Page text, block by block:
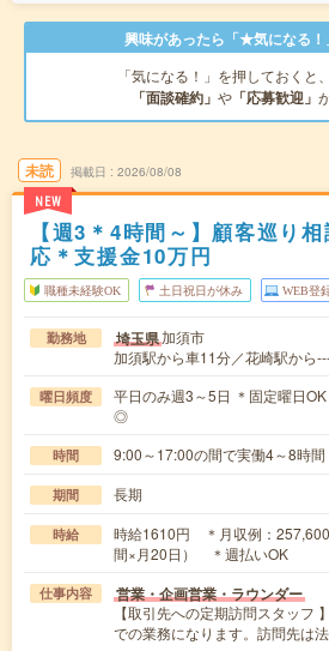
興味があったら「★気になる！
「気になる！」を押しておくと
「面談確約」 や 「応募歓迎」
未読
NEW
掲載日 2026/08/08
【週3＊4時間～】顧客巡り
応＊支援金10万円
職種未経験OK 土日祝日が休み WEB登
勤務地 埼玉県加須市
加須駅から車11分／花崎駅から
曜日頻度
平日のみ週3～5日 ＊固定曜日
◎
時間 9:00～17:00の間で実働4～8時
期間 長期
時給
時給1610円 ＊月収例：
間×月20日） ＊週払いOK
仕事内容 営業・企画営業・ラウンダー
【取引先への定期訪問スタッフ
での業務になります。訪問先は